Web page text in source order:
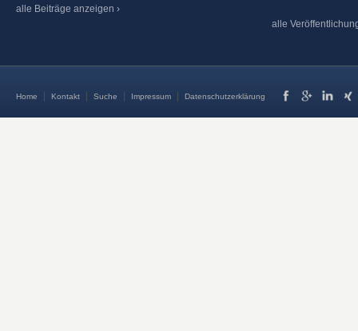
alle Beiträge anzeigen ›
alle
Home Kontakt Suche Impressum Datenschutzerklärung